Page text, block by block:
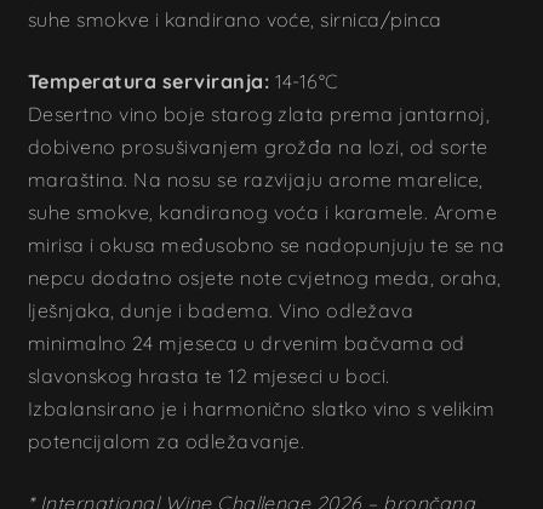
suhe smokve i kandirano voće, sirnica/pinca
Temperatura serviranja: 14-16°C
Desertno vino boje starog zlata prema jantarnoj,
dobiveno prosušivanjem grožđa na lozi, od sorte
maraština. Na nosu se razvijaju arome marelice,
suhe smokve, kandiranog voća i karamele. Arome
mirisa i okusa međusobno se nadopunjuju te se na
nepcu dodatno osjete note cvjetnog meda, oraha,
lješnjaka, dunje i badema. Vino odležava
minimalno 24 mjeseca u drvenim bačvama od
slavonskog hrasta te 12 mjeseci u boci.
Izbalansirano je i harmonično slatko vino s velikim
potencijalom za odležavanje.
* International Wine Challenge 2026 – brončana